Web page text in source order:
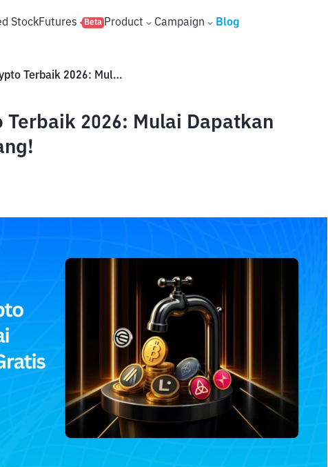
StockFutures Beta Product Campaign Blog
Daftar Faucet Crypto Terbaik 2026: Mulai Dapatkan Crypto Gratis Sekarang!
Terbaik 2026: Mulai Dapatkan